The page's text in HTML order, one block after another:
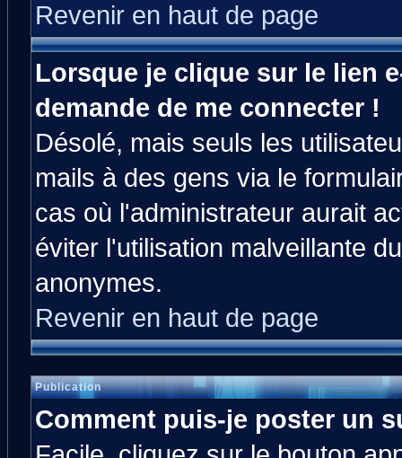
Revenir en haut de page
Lorsque je clique sur le lien
demande de me connecter !
Désolé, mais seuls les
mails à des gens via le
cas où l'administrateur aurait
éviter l'utilisation malveillante
anonymes.
Revenir en haut de page
Publication
Comment puis-je poster un